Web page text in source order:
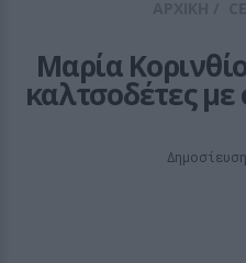
Μαρία
καλτσοδέτες